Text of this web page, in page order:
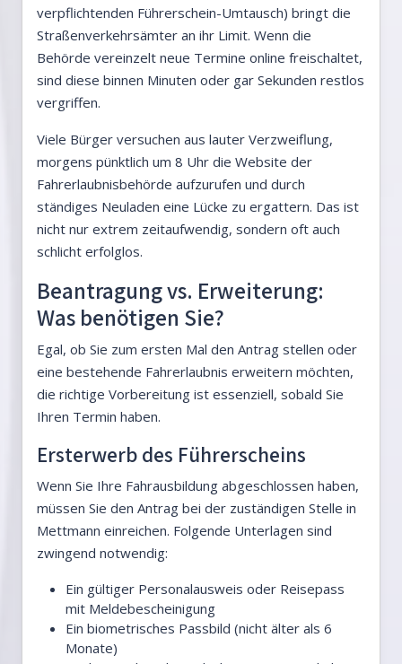
verpflichtenden Führerschein-Umtausch) bringt die
Straßenverkehrsämter an ihr Limit. Wenn die
Behörde vereinzelt neue Termine online freischaltet,
sind diese binnen Minuten oder gar Sekunden restlos
vergriffen.
Viele Bürger versuchen aus lauter Verzweiflung,
morgens pünktlich um 8 Uhr die Website der
Fahrerlaubnisbehörde aufzurufen und durch
ständiges Neuladen eine Lücke zu ergattern. Das ist
nicht nur extrem zeitaufwendig, sondern oft auch
schlicht erfolglos.
Beantragung vs. Erweiterung:
Was benötigen Sie?
Egal, ob Sie zum ersten Mal den Antrag stellen oder
eine bestehende Fahrerlaubnis erweitern möchten,
die richtige Vorbereitung ist essenziell, sobald Sie
Ihren Termin haben.
Ersterwerb des Führerscheins
Wenn Sie Ihre Fahrausbildung abgeschlossen haben,
müssen Sie den Antrag bei der zuständigen Stelle in
Mettmann einreichen. Folgende Unterlagen sind
zwingend notwendig:
Ein gültiger Personalausweis oder Reisepass
mit Meldebescheinigung
Ein biometrisches Passbild (nicht älter als 6
Monate)